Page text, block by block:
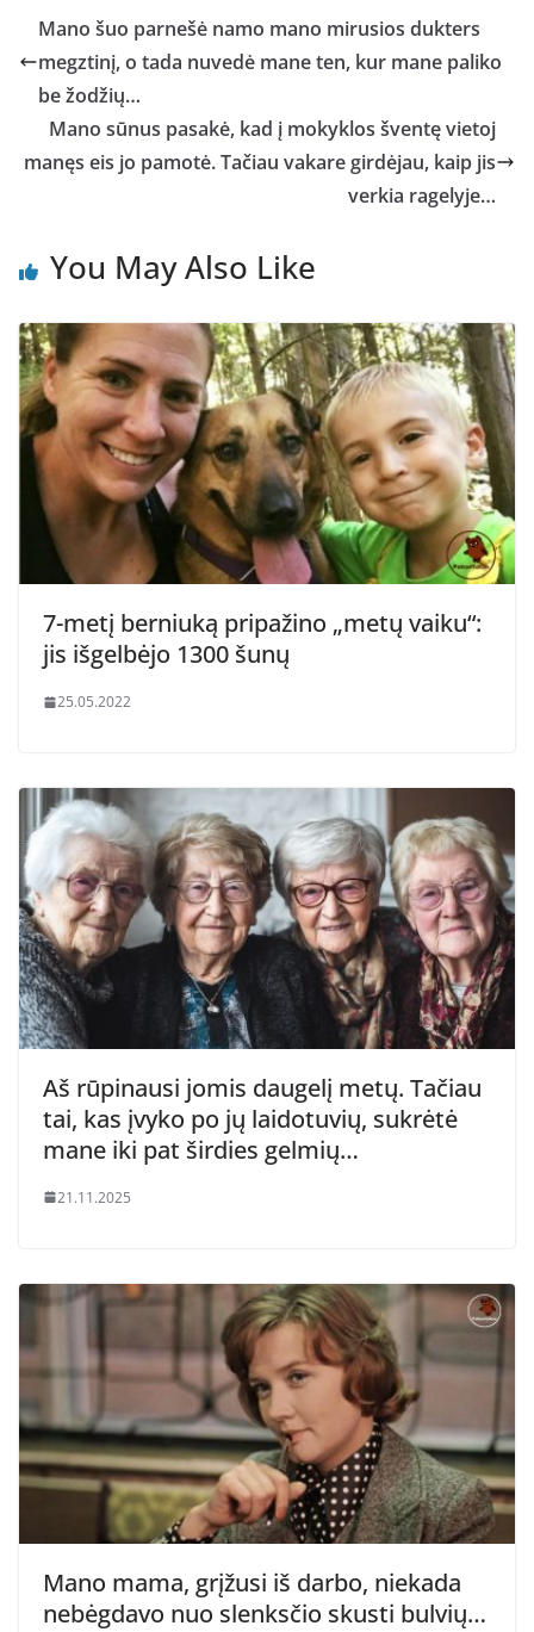
Mano šuo parnešė namo mano mirusios dukters
megztinį, o tada nuvedė mane ten, kur mane paliko
be žodžių…
Mano sūnus pasakė, kad į mokyklos šventę vietoj
manęs eis jo pamotė. Tačiau vakare girdėjau, kaip jis
verkia ragelyje…
You May Also Like
7-metį berniuką pripažino „metų vaiku“:
jis išgelbėjo 1300 šunų
25.05.2022
Aš rūpinausi jomis daugelį metų. Tačiau
tai, kas įvyko po jų laidotuvių, sukrėtė
mane iki pat širdies gelmių…
21.11.2025
Mano mama, grįžusi iš darbo, niekada
nebėgdavo nuo slenksčio skusti bulvių…